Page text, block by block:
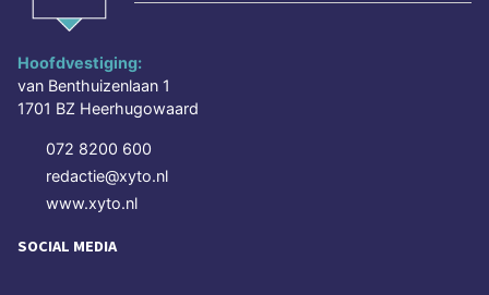
Hoofdvestiging:
van Benthuizenlaan 1
1701 BZ Heerhugowaard
072 8200 600
redactie@xyto.nl
www.xyto.nl
SOCIAL MEDIA